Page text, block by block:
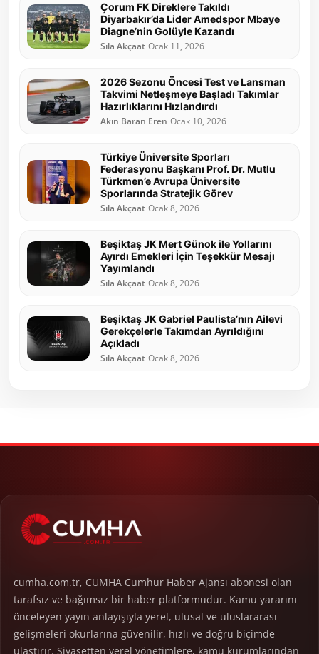
Çorum FK Direklere Takıldı
Diyarbakır’da Lider Amedspor Mbaye
Diagne’nin Golüyle Kazandı
Sıla Akçaat Ocak 11, 2026
2026 Sezonu Öncesi Test ve Lansman
Takvimi Netleşmeye Başladı Takımlar
Hazırlıklarını Hızlandırdı
Akın Baran Eren Ocak 10, 2026
Türkiye Üniversite Sporları
Federasyonu Başkanı Prof. Dr. Mutlu
Türkmen’e Avrupa Üniversite
Sporlarında Stratejik Görev
Sıla Akçaat Ocak 8, 2026
Beşiktaş JK Mert Günok ile Yollarını
Ayırdı Emekleri İçin Teşekkür Mesajı
Yayımlandı
Sıla Akçaat Ocak 8, 2026
Beşiktaş JK Gabriel Paulista’nın Ailevi
Gerekçelerle Takımdan Ayrıldığını
Açıkladı
Sıla Akçaat Ocak 8, 2026
cumha.com.tr, CUMHA Cumhur Haber Ajansı abonesi olan
tarafsız ve bağımsız bir haber platformudur. Kamu yararını
önceleyen yayın anlayışıyla yerel, ulusal ve uluslararası
gelişmeleri okurlarına güvenilir, hızlı ve doğru biçimde
ulaştırır. Siyasetten yerel yönetimlere, kamu kurumlarından